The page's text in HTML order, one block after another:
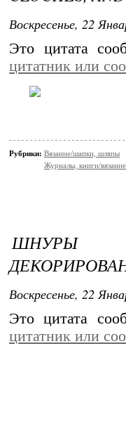
Воскресенье, 22
Это цитата
цитатник или
Рубрики: Вязание/шапки, шляпы
Журналы, книги/вязание
ШНУРЫ
Воскресенье, 22
Это цитата
цитатник или